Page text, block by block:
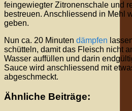
feingewiegter Zitronenschale und
bestreuen. Anschliessend in Mehl
geben.
Nun ca. 20 Minuten dämpfen
schütteln, damit das Fleisch nicht
Wasser auffüllen und darin
Sauce wird anschliessend mit
abgeschmeckt.
Ähnliche Beiträge: